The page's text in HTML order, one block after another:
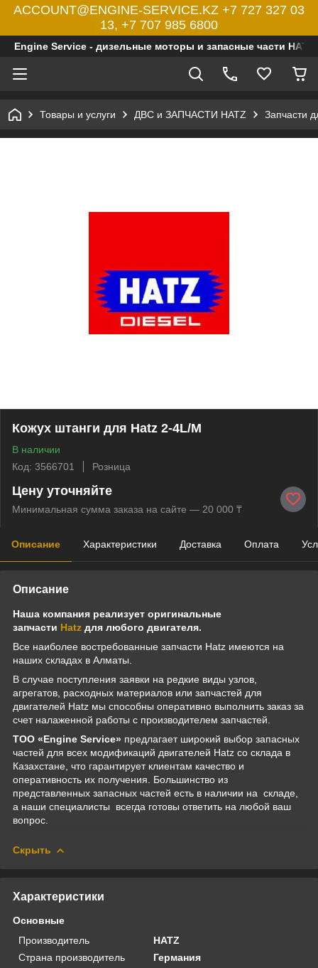
ACCOUNT@ENGINE-SERVICE.KZ +7 727 327 03
13, +7 707 985 6800
Engine Service - дизельные моторы и запасные части HATZ
Товары и услуги ДВС и ЗАПЧАСТИ HATZ Запчасти
Кожух штанги для Hatz 2-4L/M
В наличии
Код: 3566701
Розница
Цену уточняйте
Минимальная сумма заказа на сайте — 20 000 ₸
Описание Характеристики Доставка Оплата
Описание
Наша компания реализует оригинальные
запчасти Hatz для любого двигателя.
Все наиболее востребованные запчасти Hatz имеются на
наших складах в Алматы.
В случае поступления заявки на редкие виды узлов,
агрегатов, расходных материалов или запчастей для
двигателей Hatz мы способны оперативно выполнить заказ за
счет налаженной работы с производителем запчастей.
ТОО «Engine Service» предлагает широкий выбор запасных
частей для всех модификаций двигателей Hatz со склада в
Казахстане, что гарантирует клиентам качество и
оперативность их получения. Большинство из
представленных запасных частей есть в наличии на складе,
а наши специалисты всегда готовы ответить на любой ваш
вопрос.
Скрыть
Характеристики
Основные
Производитель
HATZ
Страна производитель
Германия